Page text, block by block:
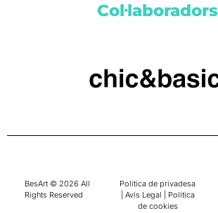
Col·laboradors
BesArt © 2026 All
Rights Reserved
Política de privadesa
Avís Legal
Política
de cookies